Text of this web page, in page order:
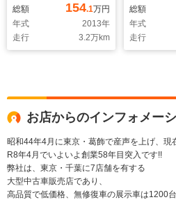
総額
154.1万円
年式
2013年
走行
3.2万km
総額
年式
走行
お店からのインフォメー
昭和44年4月に東京・葛飾で産声を上げ、現
R8年4月でいよいよ創業58年目突入です!!
弊社は、東京・千葉に7店舗を有する
大型中古車販売店であり、
高品質で低価格、無修復車の展示車は1200